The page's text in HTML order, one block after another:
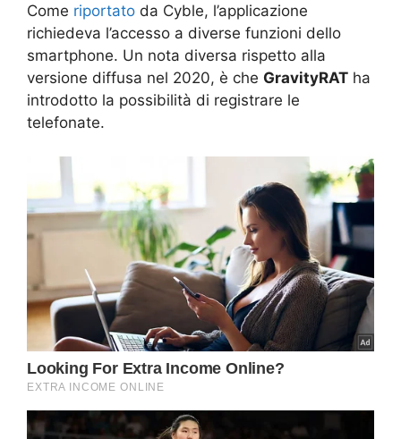
Come riportato da Cyble, l’applicazione
richiedeva l’accesso a diverse funzioni dello
smartphone. Un nota diversa rispetto alla
versione diffusa nel 2020, è che GravityRAT ha
introdotto la possibilità di registrare le
telefonate.